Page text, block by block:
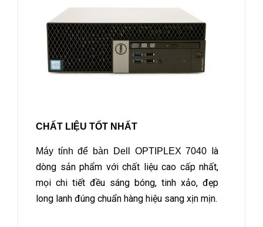
CHẤT LIỆU TỐT NHẤT
Máy tính để bàn Dell OPTIPLEX 7040 là
dòng sản phẩm với chất liệu cao cấp nhất,
mọi chi tiết đều sáng bóng, tinh xảo, đẹp
long lanh đúng chuẩn hàng hiệu sang xịn mịn.